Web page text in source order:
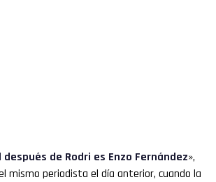
después de Rodri es Enzo Fernández»,
mismo periodista el día anterior, cuando la